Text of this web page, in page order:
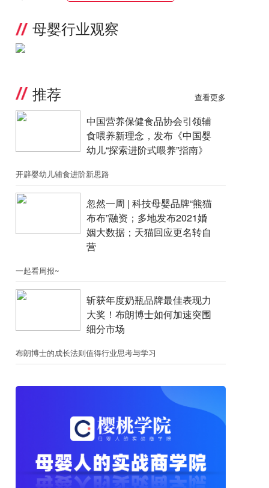
母婴行业观察
推荐 查看更多
中国营养保健食品协会引领辅
食喂养新理念，发布《中国婴
幼儿“探索进阶式喂养”指南》
开辟婴幼儿辅食进阶新思路
忽然一周 |​​ 科技母婴品牌“熊猫
布布”融资；​多地发布2021婚
姻大数据；天猫回应更名转自
营
一起看周报~
斩获年度奶瓶品牌最佳表现力
大奖！布朗博士如何加速突围
细分市场
布朗博士的成长法则值得行业思考与学习